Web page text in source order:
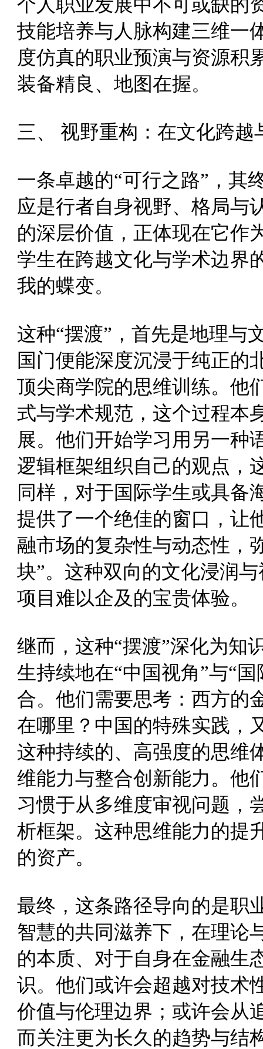
个人职业发展中不可或缺的
技能培养与人脉构建三维一
度仿真的职业预演与资源积
装备精良、地图在握。
三、 视野重构：在文化跨
一条卓越的“可行之路”，其
应是行者自身视野、格局与
的深层价值，正体现在它作
学生在跨越文化与学术边界
我的蝶变。
这种“摆渡”，首先是地理与
国门便能深度沉浸于纯正的
顶尖商学院的思维训练。他
式与学术规范，这个过程本
展。他们开始学习用另一种
逻辑框架组织自己的观点，
同样，对于国际学生或具备
提供了一个绝佳的窗口，让
融市场的复杂性与动态性，
块”。这种双向的文化浸润
项目难以企及的宝贵体验。
继而，这种“摆渡”深化为知
生持续地在“中国视角”与“
合。他们需要思考：西方的
在哪里？中国的特殊实践，
这种持续的、高强度的思维
维能力与整合创新能力。他
习惯于从多维度审视问题，
析框架。这种思维能力的提
的资产。
最终，这条路径导向的是职
智慧的共同滋养下，在理论
的本质、对于自身在金融生
识。他们或许会超越对技术
价值与伦理边界；或许会从
而关注更为长久的趋势与结